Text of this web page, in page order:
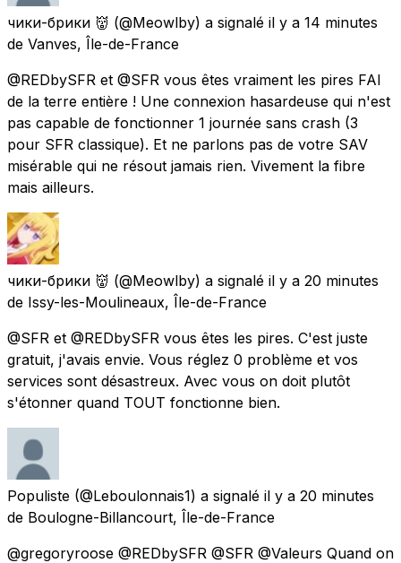
чики-брики 👹 (@Meowlby) a signalé il y a 14 minutes
de Vanves, Île-de-France
@REDbySFR et @SFR vous êtes vraiment les pires FAI
de la terre entière ! Une connexion hasardeuse qui n'est
pas capable de fonctionner 1 journée sans crash (3
pour SFR classique). Et ne parlons pas de votre SAV
misérable qui ne résout jamais rien. Vivement la fibre
mais ailleurs.
чики-брики 👹 (@Meowlby) a signalé il y a 20 minutes
de Issy-les-Moulineaux, Île-de-France
@SFR et @REDbySFR vous êtes les pires. C'est juste
gratuit, j'avais envie. Vous réglez 0 problème et vos
services sont désastreux. Avec vous on doit plutôt
s'étonner quand TOUT fonctionne bien.
Populiste (@Leboulonnais1) a signalé il y a 20 minutes
de Boulogne-Billancourt, Île-de-France
@gregoryroose @REDbySFR @SFR @Valeurs Quand on